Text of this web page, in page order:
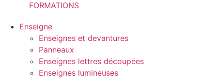
FORMATIONS
Enseigne
Enseignes et devantures
Panneaux
Enseignes lettres découpées
Enseignes lumineuses